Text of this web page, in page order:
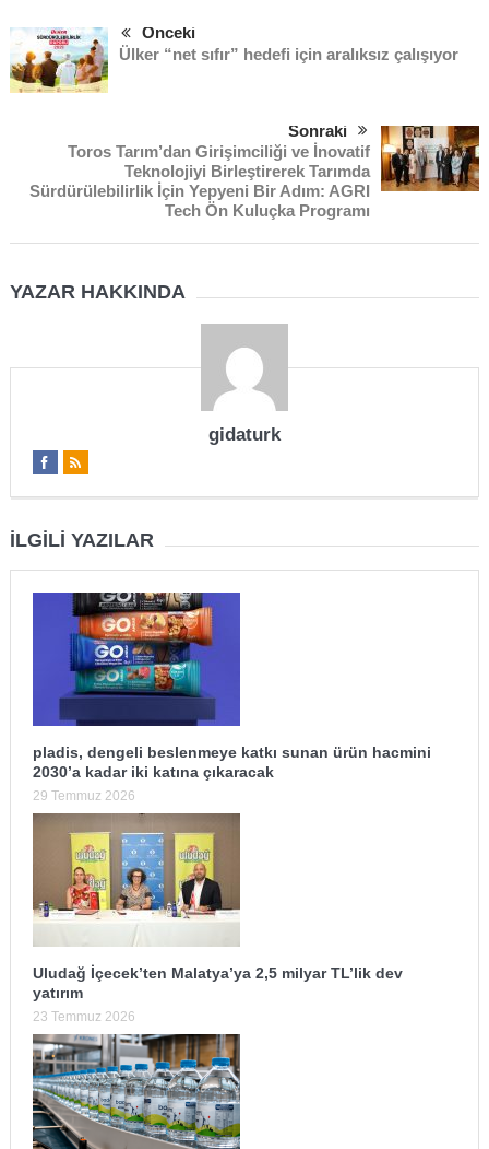
Önceki
Ülker “net sıfır” hedefi için aralıksız çalışıyor
Sonraki
Toros Tarım’dan Girişimciliği ve İnovatif
Teknolojiyi Birleştirerek Tarımda
Sürdürülebilirlik İçin Yepyeni Bir Adım: AGRI
Tech Ön Kuluçka Programı
YAZAR HAKKINDA
gidaturk
İLGILI YAZILAR
pladis, dengeli beslenmeye katkı sunan ürün hacmini
2030’a kadar iki katına çıkaracak
29 Temmuz 2026
Uludağ İçecek’ten Malatya’ya 2,5 milyar TL’lik dev
yatırım
23 Temmuz 2026